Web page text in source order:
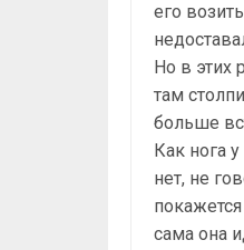
его
Но в этих
там
больше
Как нога
нет, не
сама она